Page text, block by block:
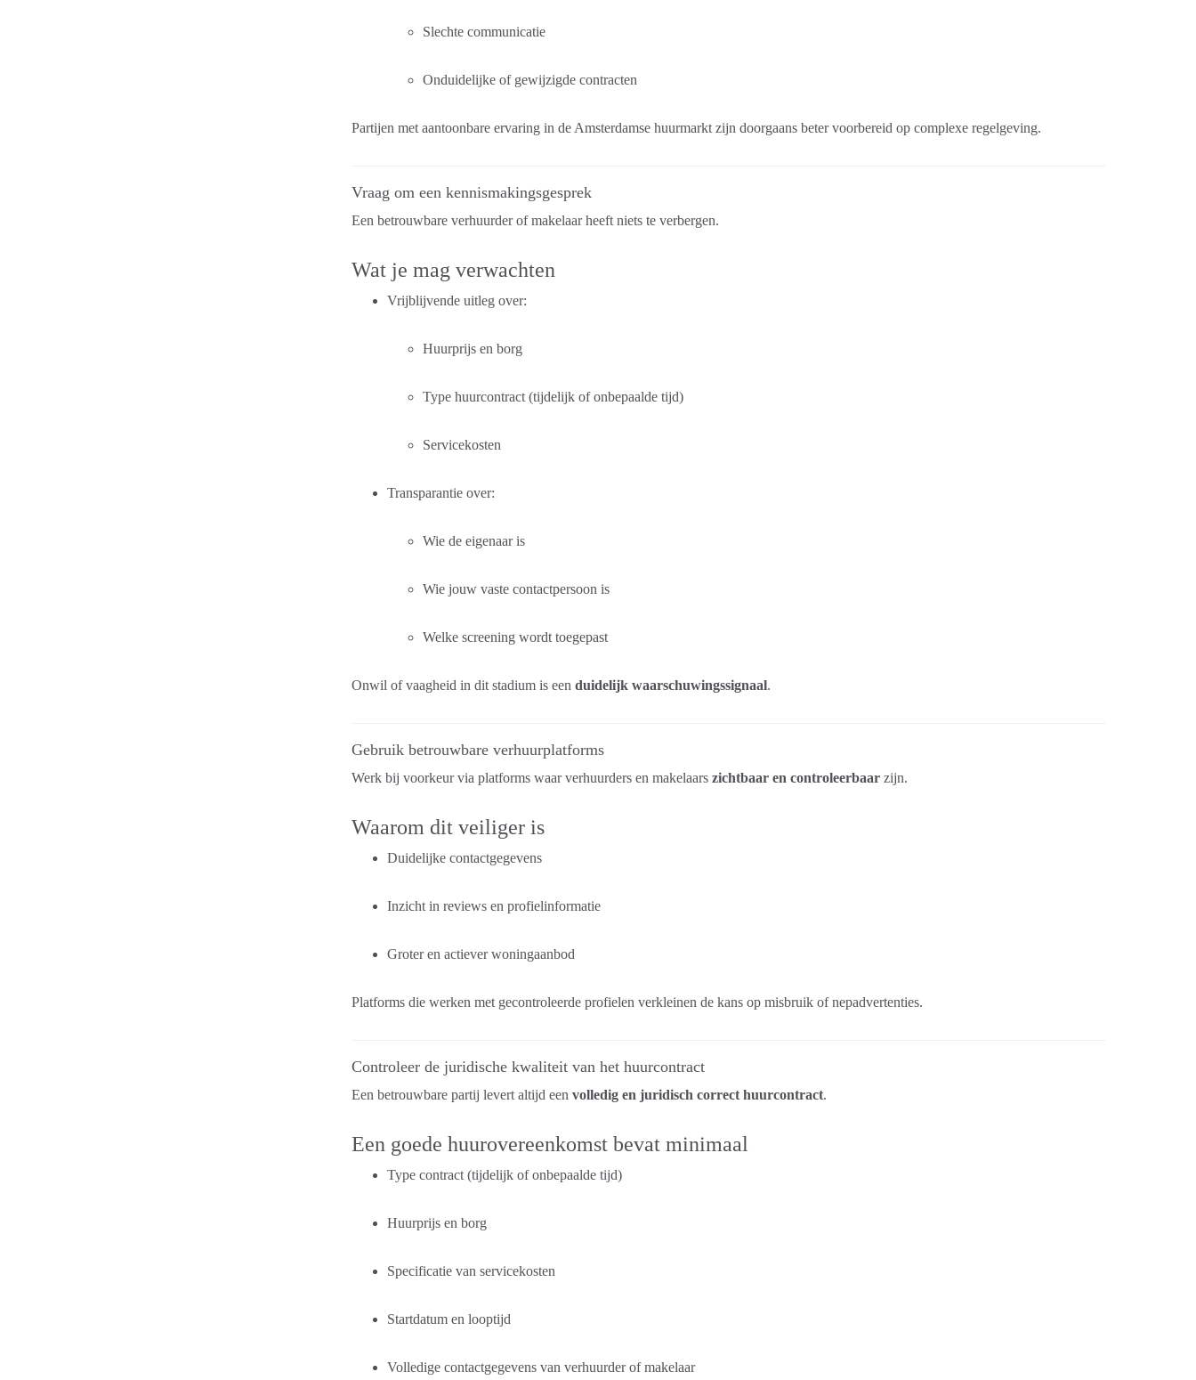
Slechte communicatie
Onduidelijke of gewijzigde contracten
Partijen met aantoonbare ervaring in de Amsterdamse huurmarkt zijn doorgaans beter voorbereid op complexe regelgeving.
Vraag om een kennismakingsgesprek
Een betrouwbare verhuurder of makelaar heeft niets te verbergen.
Wat je mag verwachten
Vrijblijvende uitleg over:
Huurprijs en borg
Type huurcontract (tijdelijk of onbepaalde tijd)
Servicekosten
Transparantie over:
Wie de eigenaar is
Wie jouw vaste contactpersoon is
Welke screening wordt toegepast
Onwil of vaagheid in dit stadium is een duidelijk waarschuwingssignaal.
Gebruik betrouwbare verhuurplatforms
Werk bij voorkeur via platforms waar verhuurders en makelaars zichtbaar en controleerbaarzijn.
Waarom dit veiliger is
Duidelijke contactgegevens
Inzicht in reviews en profielinformatie
Groter en actiever woningaanbod
Platforms die werken met gecontroleerde profielen verkleinen de kans op misbruik of nepadvertenties.
Controleer de juridische kwaliteit van het huurcontract
Een betrouwbare partij levert altijd een volledig en juridisch correct huurcontract.
Een goede huurovereenkomst bevat minimaal
Type contract (tijdelijk of onbepaalde tijd)
Huurprijs en borg
Specificatie van servicekosten
Startdatum en looptijd
Volledige contactgegevens van verhuurder of makelaar